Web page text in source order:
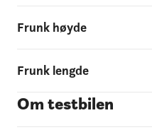
Frunk høyde
Frunk lengde
Om testbilen